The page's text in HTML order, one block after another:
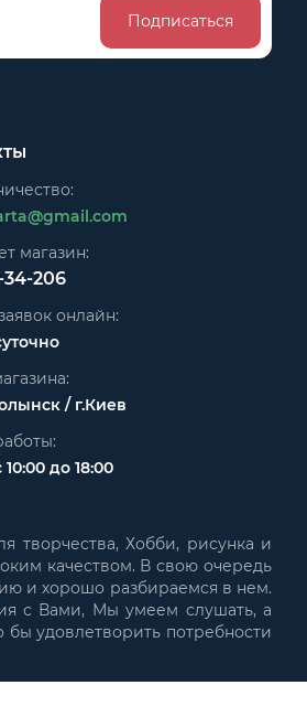
Подписаться
магазин:
206
онлайн:
/ г.Киев
до 18:00
творчества, Хобби, рисунка и
качеством. В свою очередь
и хорошо разбираемся в нем.
с Вами, Мы умеем слушать, а
удовлетворить потребности